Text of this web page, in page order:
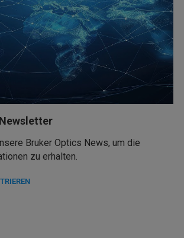
Bruker Optics News, um die
zu erhalten.